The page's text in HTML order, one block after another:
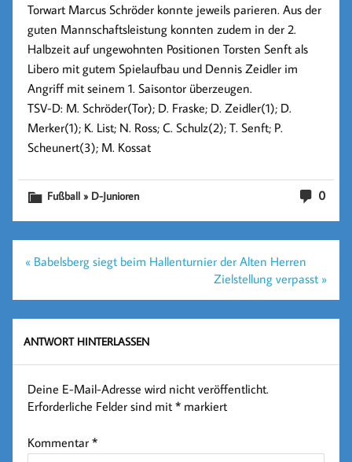
Torwart Marcus Schröder konnte jeweils parieren. Aus der
guten Mannschaftsleistung konnten zudem in der 2.
Halbzeit auf ungewohnten Positionen Torsten Senft als
Libero mit gutem Spielaufbau und Dennis Zeidler im
Angriff mit seinem 1. Saisontor überzeugen.
TSV-D: M. Schröder(Tor); D. Fraske; D. Zeidler(1); D.
Merker(1); K. List; N. Ross; C. Schulz(2); T. Senft; P.
Scheunert(3); M. Kossat
0
Fußball » D-Junioren
Beitragsnavigation
« Babelsberg siegt beim Hallenturnier der Alten Herren
Zielstellung verpasst »
ANTWORT HINTERLASSEN
Deine E-Mail-Adresse wird nicht veröffentlicht.
Erforderliche Felder sind mit* markiert
Kommentar*